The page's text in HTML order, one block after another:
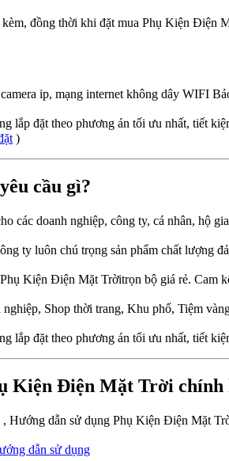
đồng thời khi đặt mua Phụ Kiện Điện
ip, mạng internet không dây WIFI
lắp đặt theo phương án tối ưu nhất, tiết
)
cầu gì?
các doanh nghiệp, công ty, cá nhân, hộ
ty luôn chú trọng sản phẩm chất lượng
Kiện Điện Mặt Trờitrọn bộ giá rẻ. Cam
nghiệp, Shop thời trang, Khu phố, Tiệm
lắp đặt theo phương án tối ưu nhất, tiết
Kiện Điện Mặt Trời chính
dẫn sử dụng Phụ Kiện Điện Mặt
dẫn sử dụng